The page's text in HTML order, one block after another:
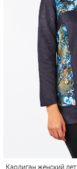
Кардиган женский